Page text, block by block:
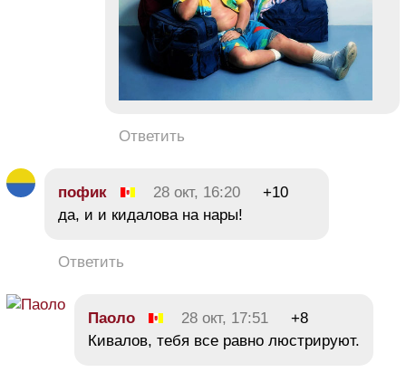
Ответить
пофик 28 окт, 16:20
+10
да, и и кидалова на нары!
Ответить
Паоло 28 окт, 17:51
+8
Кивалов, тебя все равно люстрируют.